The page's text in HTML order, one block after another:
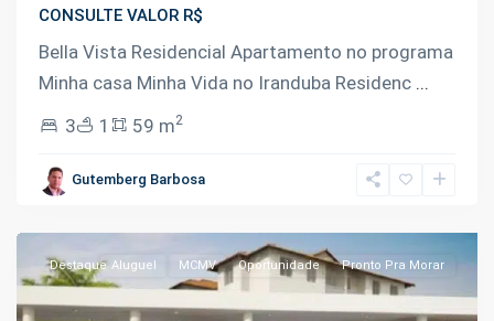
CONSULTE VALOR R$
Bella Vista Residencial Apartamento no programa
Minha casa Minha Vida no Iranduba Residenc ...
3
1 59 m2
Gutemberg Barbosa
Nova,
Destaque Aluguel MCMV Oportunidade Pronto Pra Morar